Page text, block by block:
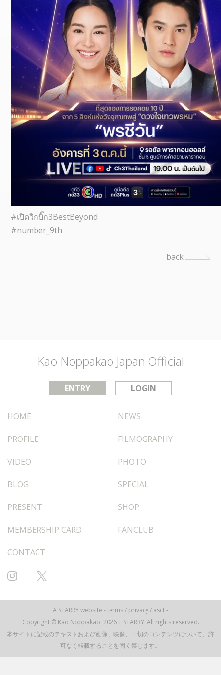
#เปิดวิกบิ๊ก3BestBeyond
#number_9th
back
Kao Noppakao Japan Official
ENTRY LOGIN
HOME NEWS
PROFILE FILMOGRAPHY
VIDEO PHOTO
BLOG SPECIAL
PRESENT SHOP
MEMBERSHIP CARD FANCLUB
CONTACT
A STARRYwebsite -terms/ privacy/ asct-
Copyright © Kao Noppakao. 2026 + STARRY. All rights reserved.
本サイトに記載のテキストおよび画像、映像、一切のコンテンツについて、許
可なく転載することを固く禁じます。